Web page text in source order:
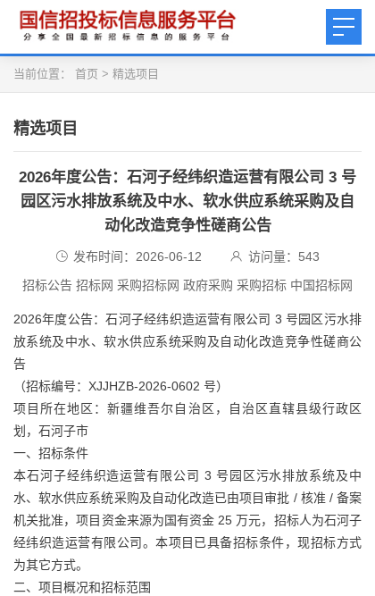
当前位置： 首页 > 精选项目
精选项目
2026年度公告：石河子经纬织造运营有限公司 3 号
园区污水排放系统及中水、软水供应系统采购及自
动化改造竞争性磋商公告
发布时间：2026-06-12 访问量： 543
招标公告 招标网 采购招标网 政府采购 采购招标 中国招标网
2026年度公告：石河子经纬织造运营有限公司 3 号园区污水排
放系统及中水、软水供应系统采购及自动化改造竞争性磋商公
告
（招标编号：XJJHZB-2026-0602 号）
项目所在地区：新疆维吾尔自治区，自治区直辖县级行政区
划，石河子市
一、招标条件
本石河子经纬织造运营有限公司 3 号园区污水排放系统及中
水、软水供应系统采购及自动化改造已由项目审批 / 核准 / 备案
机关批准，项目资金来源为国有资金 25 万元，招标人为石河子
经纬织造运营有限公司。本项目已具备招标条件，现招标方式
为其它方式。
二、项目概况和招标范围